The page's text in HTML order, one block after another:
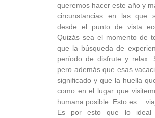
queremos hacer este año y
circunstancias en las que
desde el punto de vista
Quizás sea el momento de
que la búsqueda de
período de disfrute y relax.
pero además que esas
significado y que la huella
como en el lugar que
humana posible. Esto es…
Es por esto que lo